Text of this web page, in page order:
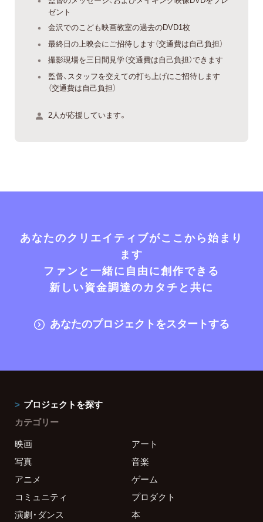
ゼント
金沢でのこども映画教室の過去のDVD1枚
最終日の上映会にご招待します（交通費は自己負担）
撮影現場を三日間見学（交通費は自己負担）できます
監督、スタッフを交えての打ち上げにご招待します
（交通費は自己負担）
2人が応援しています。
あなたのクリエイティブがここから始まり
ます
ファンと一緒に自由に創作できる
新しい資金調達のカタチと共に
あなたのプロジェクトをスタートする
プロジェクトを探す
カテゴリー
映画
アート
写真
音楽
アニメ
ゲーム
コミュニティ
プロダクト
演劇・ダンス
本